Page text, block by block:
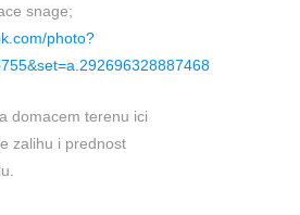
snage;
photo?
domacem terenu ici
zalihu i prednost